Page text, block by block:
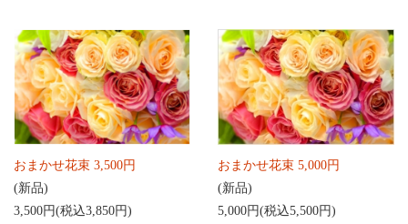
おまかせ花束 3,500円
(新品)
3,500円(税込3,850円)
おまかせ花束 5,000円
(新品)
5,000円(税込5,500円)